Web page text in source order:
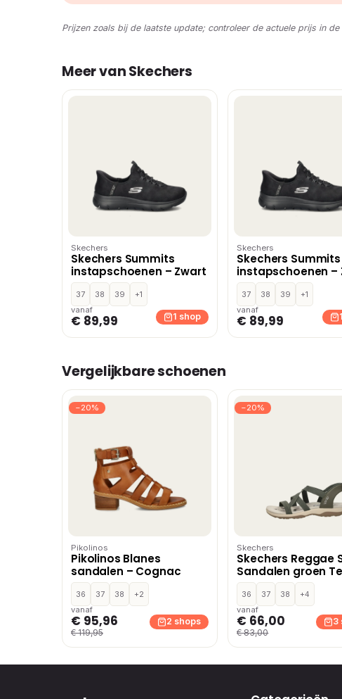
Prijzen zoals bij de laatste update; controleer de actuele prijs in
Meer van Skechers
Skechers
Skechers Summits
instapschoenen – Zwart
37 38 39
+1
vanaf
€ 89,99 1 shop
Skechers
Skechers Summits
instapschoenen –
37 38 39
+1
vanaf
€ 89,99
Vergelijkbare schoenen
−20%
Pikolinos
Pikolinos Blanes
sandalen – Cognac
36 37 38
+2
vanaf
€ 95,96
€ 119,95
2 shops
−20%
Skechers
Skechers Reggae
Sandalen groen
36 37 38
+4
vanaf
€ 66,00
€ 83,00
3